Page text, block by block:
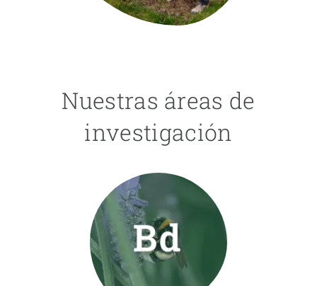
Nuestras áreas de
investigación